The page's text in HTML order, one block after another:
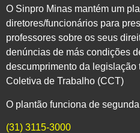
O Sinpro Minas mantém um
diretores/funcionários para
professores sobre os seus
denúncias de más condições
descumprimento da
Coletiva de Trabalho (CCT)
O plantão funciona de
(31) 3115-3000